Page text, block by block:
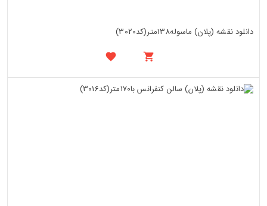
دانلود نقشه (پلان) ماسوله138متر(کد3020)